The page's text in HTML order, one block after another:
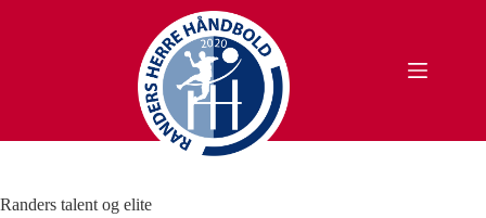
Randers talent og elite